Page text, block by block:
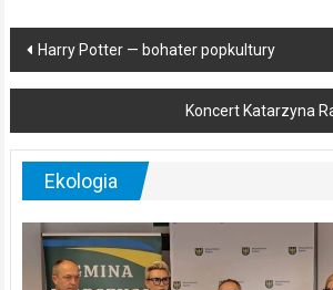
Post
navigation
Harry Potter — bohater popkultury
Koncert Katarzyna
Ekologia